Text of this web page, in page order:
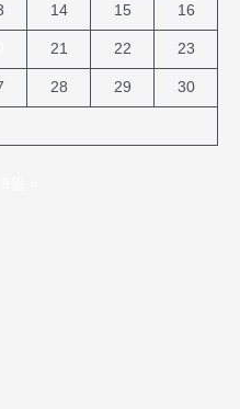
14 15 16
21 22 23
28 29 30